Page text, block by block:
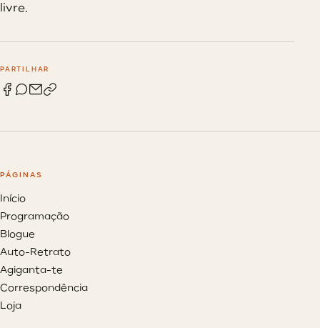
livre.
PARTILHAR
PÁGINAS
Início
Programação
Blogue
Auto-Retrato
Agiganta-te
Correspondência
Loja